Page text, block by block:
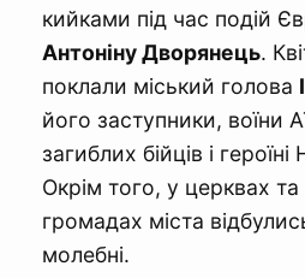
кийками під час подій
Антоніну Дворянець.
поклали міський голова
його заступники, воїни
загиблих бійців і
Окрім того, у церквах та
громадах міста
молебні.